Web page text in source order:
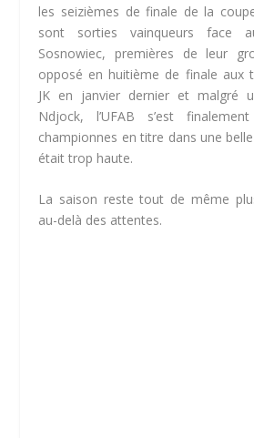
les seizièmes de finale de la
sont sorties vainqueurs face
Sosnowiec, premières de leur
opposé en huitième de finale aux
JK en janvier dernier et malgré
Ndjock, l’UFAB s’est
championnes en titre dans une
était trop haute.
La saison reste tout de même
au-delà des attentes.